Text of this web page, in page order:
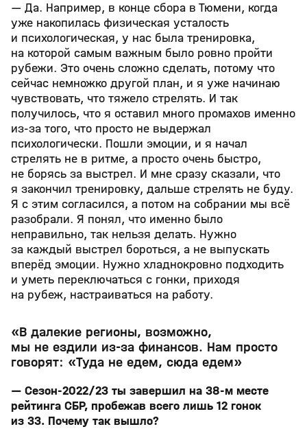
— Да. Например, в конце сбора в Тюмени, когда
уже накопилась физическая усталость
и психологическая, у нас была тренировка,
на которой самым важным было ровно пройти
рубежи. Это очень сложно сделать, потому что
сейчас немножко другой план, и я уже начинаю
чувствовать, что тяжело стрелять. И так
получилось, что я оставил много промахов именно
из-за того, что просто не выдержал
психологически. Пошли эмоции, и я начал
стрелять не в ритме, а просто очень быстро,
не борясь за выстрел. И мне сразу сказали, что
я закончил тренировку, дальше стрелять не буду.
Я с этим согласился, а потом на собрании мы всё
разобрали. Я понял, что именно было
неправильно, так нельзя делать. Нужно
за каждый выстрел бороться, а не выпускать
вперёд эмоции. Нужно хладнокровно подходить
и уметь переключаться с гонки, приходя
на рубеж, настраиваться на работу.
«В далекие регионы, возможно,
мы не ездили из-за финансов. Нам просто
говорят: «Туда не едем, сюда едем»
— Сезон-2022/23 ты завершил на 38-м месте
рейтинга СБР, пробежав всего лишь 12 гонок
из 33. Почему так вышло?